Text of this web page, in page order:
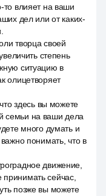
то влияет на ваши
дел или от каких-
творца своей
степень
ситуацию в
олицетворяет
здесь вы можете
семьи на ваши дела
много думать и
понимать, что в
движение,
сейчас,
позже вы можете